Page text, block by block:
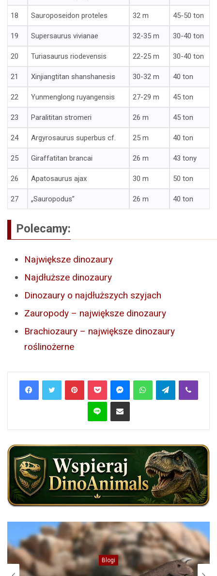
18 Sauroposeidon proteles 32 m 45-50 ton
19 Supersaurus vivianae 32-35 m 30-40 ton
20 Turiasaurus riodevensis 22-25 m 30-40 ton
21 Xinjiangtitan shanshanesis 30-32 m 40 ton
22 Yunmenglong ruyangensis 27-29 m 45 ton
23 Paralititan stromeri 26 m 45 ton
24 Argyrosaurus superbus cf. 25 m 40 ton
25 Giraffatitan brancai 26 m 43 tony
26 Apatosaurus ajax 30 m 50 ton
27 „Sauropodus” 26 m 40 ton
Polecamy:
Największe dinozaury
Najdłuższe dinozaury
Dinozaury o najdłuższych szyjach
Zauropody – największe dinozaury
Brachiozaury – największe dinozaury
roślinożerne
PinterestPocket MessengerWhatsAppTelegramViber
Line Share via Email
Kotowate